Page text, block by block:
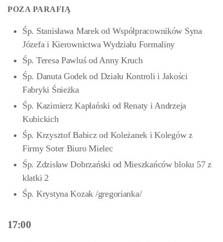
POZA PARAFIĄ
Śp. Stanisława Marek od Współpracowników Syna
Józefa i Kierownictwa Wydziału Formaliny
Śp. Teresa Pawluś od Anny Kruch
Śp. Danuta Godek od Działu Kontroli i Jakości
Fabryki Śnieżka
Śp. Kazimierz Kapłański od Renaty i Andrzeja
Kubickich
Śp. Krzysztof Babicz od Koleżanek i Kolegów z
Firmy Soter Biuro Mielec
Śp. Zdzisław Dobrzański od Mieszkańców bloku 57 z
klatki 2
Śp. Krystyna Kozak /gregorianka/
17:00